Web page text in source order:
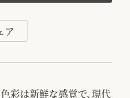
ア
彩は新鮮な感覚で、現代